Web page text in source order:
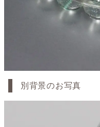
別背景のお写真